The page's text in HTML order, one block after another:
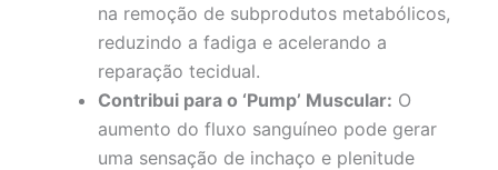
na remoção de subprodutos metabólicos,
reduzindo a fadiga e acelerando a
reparação tecidual.
Contribui para o ‘Pump’ Muscular: O
aumento do fluxo sanguíneo pode gerar
uma sensação de inchaço e plenitude